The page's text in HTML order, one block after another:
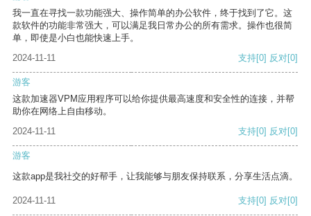
我一直在寻找一款功能强大、操作简单的办公软件，终于找到了它。这
款软件的功能非常强大，可以满足我日常办公的所有需求。操作也很简
单，即使是小白也能快速上手。
2024-11-11
支持[0] 反对[0]
游客
这款加速器VPM应用程序可以给你提供最高速度和安全性的连接，并帮
助你在网络上自由移动。
2024-11-11
支持[0] 反对[0]
游客
这款app是我社交的好帮手，让我能够与朋友保持联系，分享生活点滴。
2024-11-11 支持[0] 反对[0]